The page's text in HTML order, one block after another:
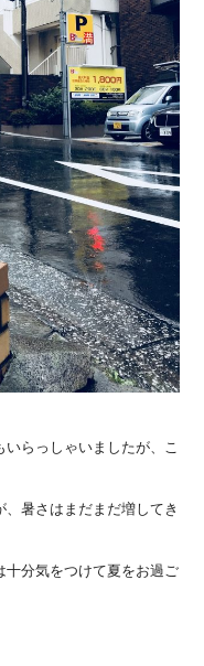
らっしゃいましたが、こ
暑さはまだまだ増してき
十分気をつけて夏をお過ご